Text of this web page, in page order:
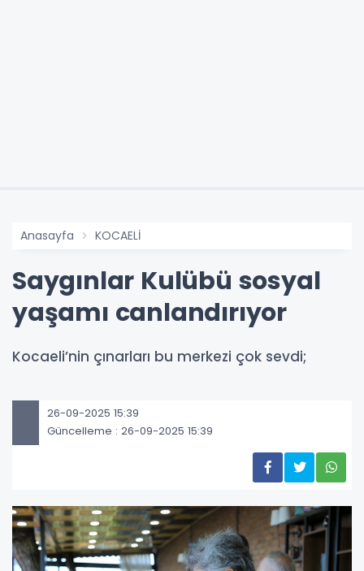
Anasayfa KOCAELİ
Saygınlar Kulübü sosyal
yaşamı canlandırıyor
Kocaeli’nin çınarları bu merkezi çok sevdi;
26-09-2025 15:39
Güncelleme : 26-09-2025 15:39